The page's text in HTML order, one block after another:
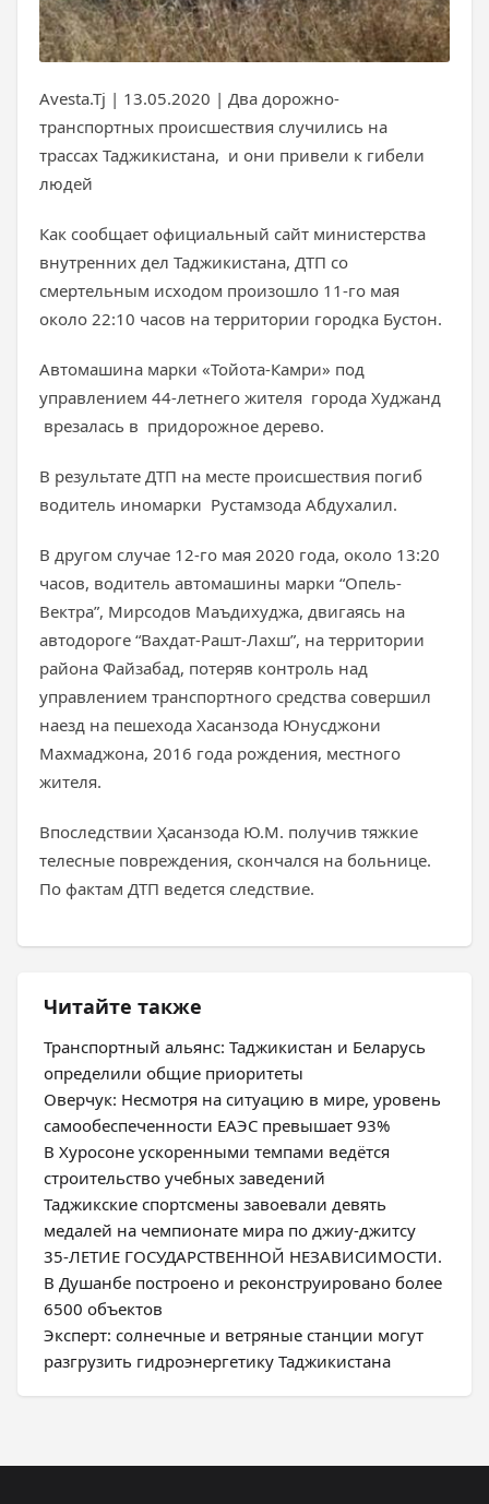
Avesta.Tj | 13.05.2020 | Два дорожно-
транспортных происшествия случились на
трассах Таджикистана, и они привели к гибели
людей
Как сообщает официальный сайт министерства
внутренних дел Таджикистана, ДТП со
смертельным исходом произошло 11-го мая
около 22:10 часов на территории городка Бустон.
Автомашина марки «Тойота-Камри» под
управлением 44-летнего жителя города Худжанд
врезалась в придорожное дерево.
В результате ДТП на месте происшествия погиб
водитель иномарки Рустамзода Абдухалил.
В другом случае 12-го мая 2020 года, около 13:20
часов, водитель автомашины марки “Опель-
Вектра”, Мирсодов Маъдихуджа, двигаясь на
автодороге “Вахдат-Рашт-Лахш”, на территории
района Файзабад, потеряв контроль над
управлением транспортного средства совершил
наезд на пешехода Хасанзода Юнусджони
Махмаджона, 2016 года рождения, местного
жителя.
Впоследствии Ҳасанзода Ю.М. получив тяжкие
телесные повреждения, скончался на больнице.
По фактам ДТП ведется следствие.
Читайте также
Транспортный альянс: Таджикистан и Беларусь
определили общие приоритеты
Оверчук: Несмотря на ситуацию в мире, уровень
самообеспеченности ЕАЭС превышает 93%
В Хуросоне ускоренными темпами ведётся
строительство учебных заведений
Таджикские спортсмены завоевали девять
медалей на чемпионате мира по джиу-джитсу
35-ЛЕТИЕ ГОСУДАРСТВЕННОЙ НЕЗАВИСИМОСТИ.
В Душанбе построено и реконструировано более
6500 объектов
Эксперт: солнечные и ветряные станции могут
разгрузить гидроэнергетику Таджикистана